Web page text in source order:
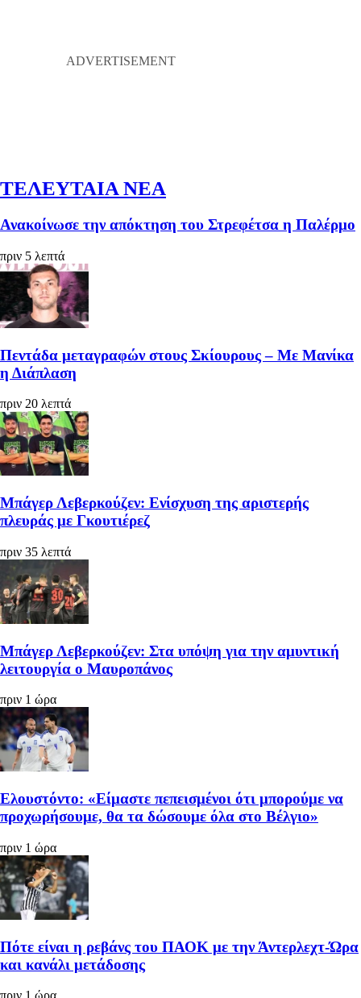
ΤΕΛΕΥΤΑΙΑ ΝΕΑ
Ανακοίνωσε την απόκτηση του Στρεφέτσα η Παλέρμο
πριν 5 λεπτά
Πεντάδα μεταγραφών στους Σκίουρους – Με Μανίκα
η Διάπλαση
πριν 20 λεπτά
Μπάγερ Λεβερκούζεν: Ενίσχυση της αριστερής
πλευράς με Γκουτιέρεζ
πριν 35 λεπτά
Μπάγερ Λεβερκούζεν: Στα υπόψη για την αμυντική
λειτουργία ο Μαυροπάνος
πριν 1 ώρα
Ελουστόντο: «Είμαστε πεπεισμένοι ότι μπορούμε να
προχωρήσουμε, θα τα δώσουμε όλα στο Βέλγιο»
πριν 1 ώρα
Πότε είναι η ρεβάνς του ΠΑΟΚ με την Άντερλεχτ-Ώρα
και κανάλι μετάδοσης